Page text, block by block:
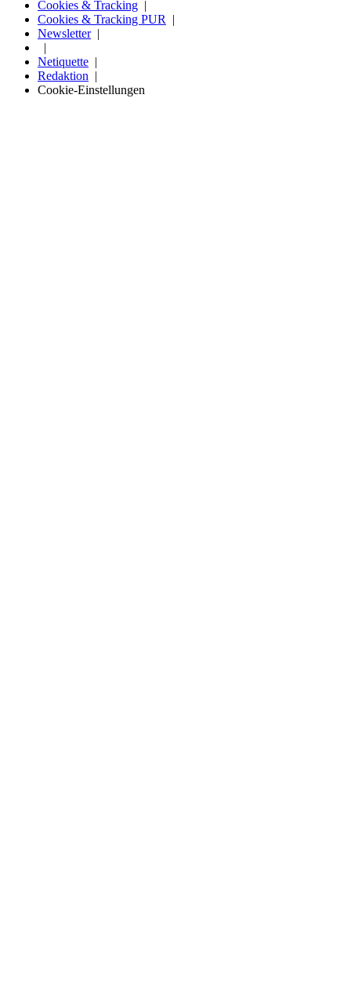
Cookies & Tracking
Cookies & Tracking PUR
Newsletter
Netiquette
Redaktion
Cookie-Einstellungen